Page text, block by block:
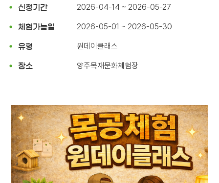
신청기간 2026-04-14 ~ 2026-05-27
체험가능일 2026-05-01 ~ 2026-05-30
유형 원데이클래스
장소 양주목재문화체험장